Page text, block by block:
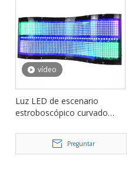
vídeo
Luz LED de escenario
estroboscópico curvado
de discoteca de fiesta FD-
Preguntar